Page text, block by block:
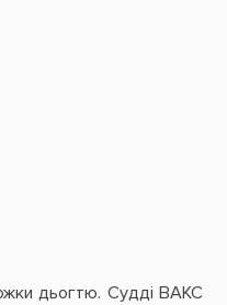
дьогтю. Судді ВАКС